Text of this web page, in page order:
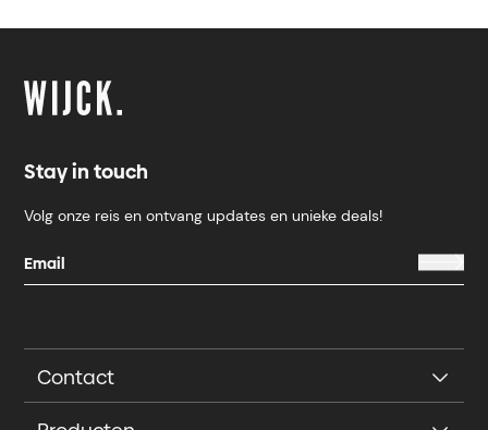
Stay in touch
Volg onze reis en ontvang updates en unieke deals!
Contact